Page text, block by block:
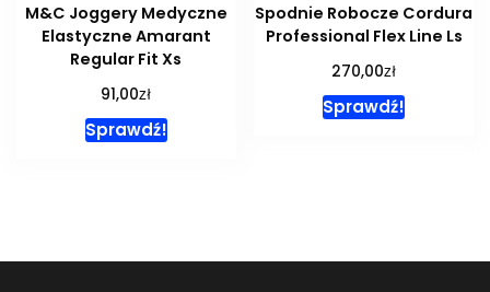
M&C Joggery Medyczne
Elastyczne Amarant
Regular Fit Xs
91,00zł
Sprawdź!
Spodnie Robocze Cordura
Professional Flex Line Ls
270,00zł
Sprawdź!